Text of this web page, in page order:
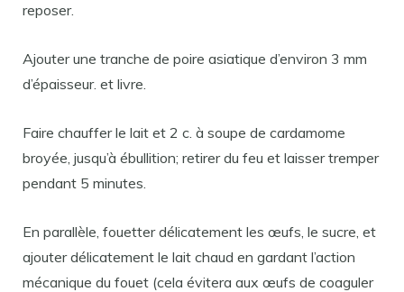
reposer.
Ajouter une tranche de poire asiatique d’environ 3 mm
d’épaisseur. et livre.
Faire chauffer le lait et 2 c. à soupe de cardamome
broyée, jusqu’à ébullition; retirer du feu et laisser tremper
pendant 5 minutes.
En parallèle, fouetter délicatement les œufs, le sucre, et
ajouter délicatement le lait chaud en gardant l’action
mécanique du fouet (cela évitera aux œufs de coaguler